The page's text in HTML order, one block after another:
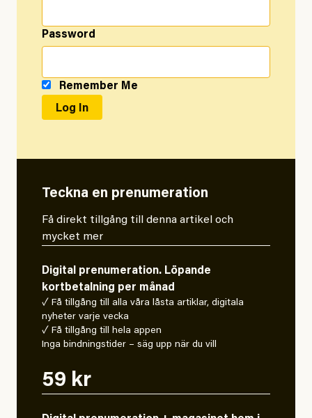
Password
Remember Me
Teckna en prenumeration
Få direkt tillgång till denna artikel och
mycket mer
Digital prenumeration. Löpande
kortbetalning per månad
✓ Få tillgång till alla våra låsta artiklar, digitala
nyheter varje vecka
✓ Få tillgång till hela appen
Inga bindningstider – säg upp när du vill
59 kr